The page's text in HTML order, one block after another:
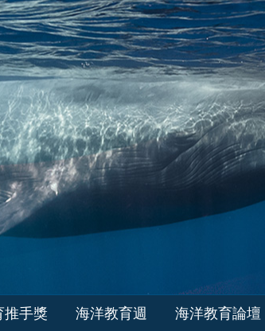
推手獎 海洋教育週 海洋教育論壇